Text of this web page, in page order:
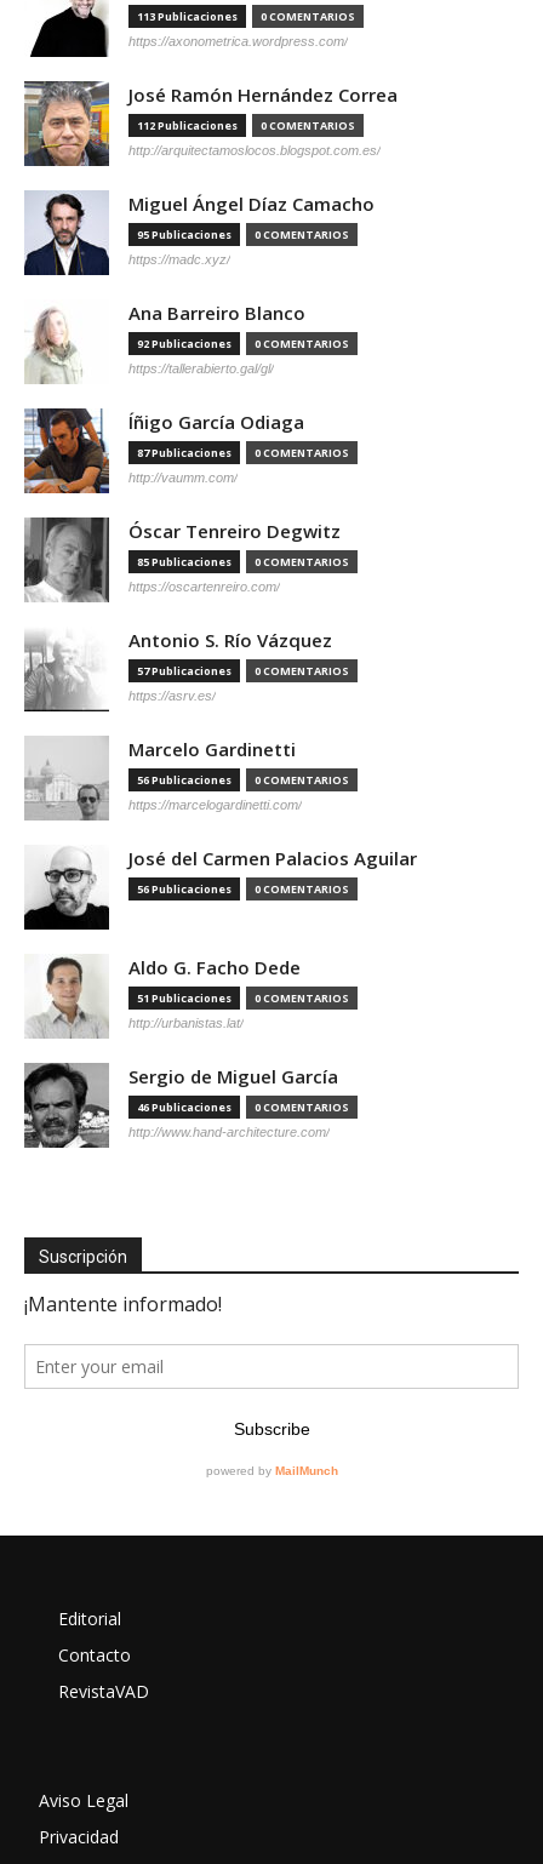
113 Publicaciones 0 COMENTARIOS
https://axonometrica.wordpress.com/
José Ramón Hernández Correa
112 Publicaciones 0 COMENTARIOS
http://arquitectamoslocos.blogspot.com.es/
Miguel Ángel Díaz Camacho
95 Publicaciones 0 COMENTARIOS
https://madc.xyz/
Ana Barreiro Blanco
92 Publicaciones 0 COMENTARIOS
https://tallerabierto.gal/gl/
Íñigo García Odiaga
87 Publicaciones 0 COMENTARIOS
http://vaumm.com/
Óscar Tenreiro Degwitz
85 Publicaciones 0 COMENTARIOS
https://oscartenreiro.com/
Antonio S. Río Vázquez
57 Publicaciones 0 COMENTARIOS
https://asrv.es/
Marcelo Gardinetti
56 Publicaciones 0 COMENTARIOS
https://marcelogardinetti.com/
José del Carmen Palacios Aguilar
56 Publicaciones 0 COMENTARIOS
Aldo G. Facho Dede
51 Publicaciones 0 COMENTARIOS
http://urbanistas.lat/
Sergio de Miguel García
46 Publicaciones 0 COMENTARIOS
http://www.hand-architecture.com/
Suscripción
Editorial
Contacto
RevistaVAD
Aviso Legal
Privacidad